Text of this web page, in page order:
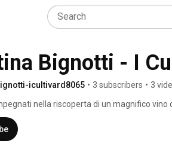
Bignotti - I
icultivard8065 • 3 subscribers • 3
nella riscoperta di un magnifico vino